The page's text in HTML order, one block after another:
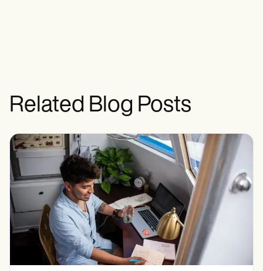
Related Blog Posts